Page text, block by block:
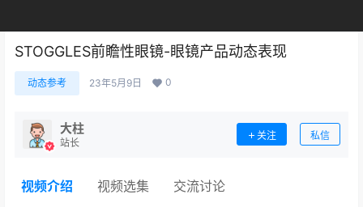
STOGGLES前瞻性眼镜-眼镜产品动态表现
动态参考 23年5月9日 0
大柱
站长
关注 私信
视频介绍 视频选集 交流讨论